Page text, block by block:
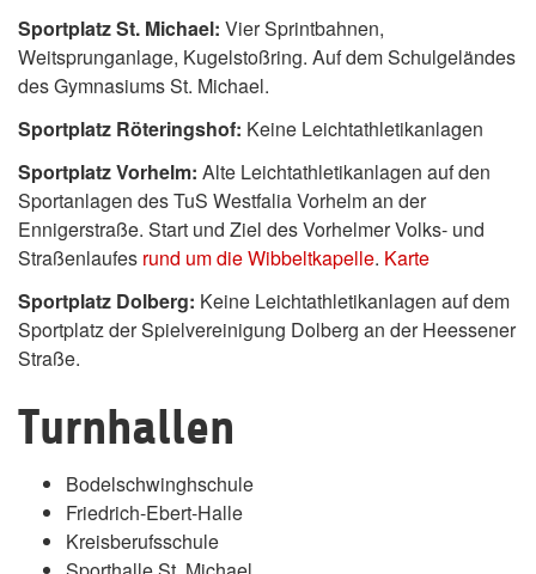
Sportplatz St. Michael: Vier Sprintbahnen,
Weitsprunganlage, Kugelstoßring. Auf dem Schulgeländes
des Gymnasiums St. Michael.
Sportplatz Röteringshof: Keine Leichtathletikanlagen
Sportplatz Vorhelm: Alte Leichtathletikanlagen auf den
Sportanlagen des TuS Westfalia Vorhelm an der
Ennigerstraße. Start und Ziel des Vorhelmer Volks- und
Straßenlaufes rund um die Wibbeltkapelle. Karte
Sportplatz Dolberg: Keine Leichtathletikanlagen auf dem
Sportplatz der Spielvereinigung Dolberg an der Heessener
Straße.
Turnhallen
Bodelschwinghschule
Friedrich-Ebert-Halle
Kreisberufsschule